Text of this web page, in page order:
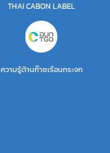
THAI CABON LABEL
ความรู้ด้านก๊าซเรือนกระจก